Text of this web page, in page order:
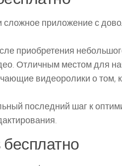
приложение с
приобретения
Отличным местом для
видеоролики о том,
последний шаг к